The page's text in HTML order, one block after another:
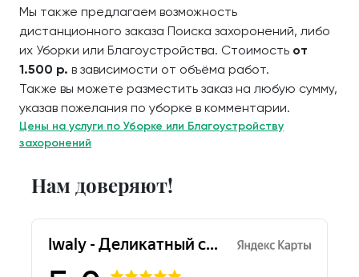
Мы также предлагаем возможность
дистанционного заказа Поиска захоронений, либо
их Уборки или Благоустройства. Стоимость от
1.500 р. в зависимости от объёма работ.
Также вы можете разместить заказ на любую сумму,
указав пожелания по уборке в комментарии.
Цены на услуги по Уборке или Благоустройству
захоронений
Нам доверяют!